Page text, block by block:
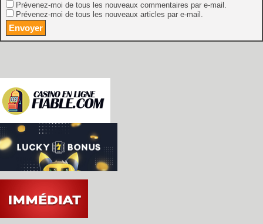
Prévenez-moi de tous les nouveaux commentaires par e-mail.
Prévenez-moi de tous les nouveaux articles par e-mail.